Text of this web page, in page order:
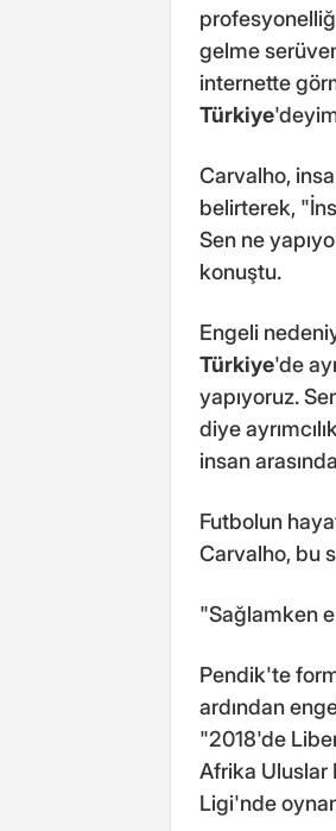
gelme
internette
Türkiye
Carvalho,
belirterek,
Sen ne
konuştu.
Engeli
Türkiye'de
yapıyoruz.
diye
insan
Futbolun
Carvalho, bu
"Sağlamken
Pendik'te
ardından
"2018'de
Afrika Uluslar
Ligi'nde